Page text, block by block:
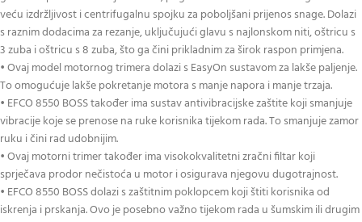
veću izdržljivost i centrifugalnu spojku za poboljšani prijenos snage. Dolazi
s raznim dodacima za rezanje, uključujući glavu s najlonskom niti, oštricu s
3 zuba i oštricu s 8 zuba, što ga čini prikladnim za širok raspon primjena.
• Ovaj model motornog trimera dolazi s EasyOn sustavom za lakše paljenje.
To omogućuje lakše pokretanje motora s manje napora i manje trzaja.
• EFCO 8550 BOSS također ima sustav antivibracijske zaštite koji smanjuje
vibracije koje se prenose na ruke korisnika tijekom rada. To smanjuje zamor
ruku i čini rad udobnijim.
• Ovaj motorni trimer također ima visokokvalitetni zračni filtar koji
sprječava prodor nečistoća u motor i osigurava njegovu dugotrajnost.
• EFCO 8550 BOSS dolazi s zaštitnim poklopcem koji štiti korisnika od
iskrenja i prskanja. Ovo je posebno važno tijekom rada u šumskim ili drugim